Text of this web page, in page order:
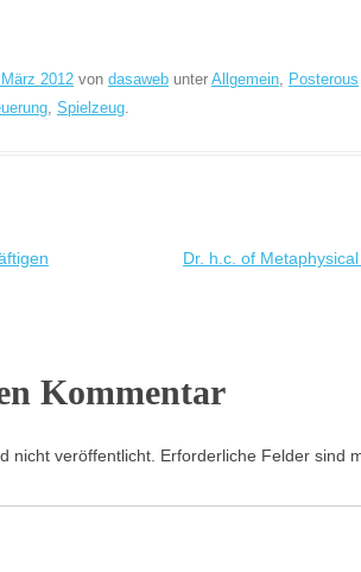
2012 von dasaweb unter Allgemein Posterous
Spielzeug
Dr. h.c. of
Kommentar
nicht veröffentlicht. Erforderliche Felder sind